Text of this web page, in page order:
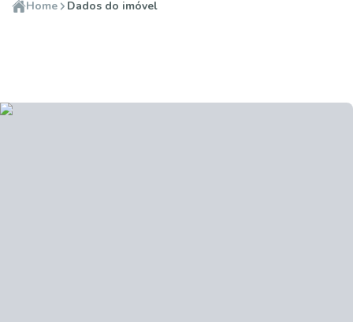
Home Dados do imóvel